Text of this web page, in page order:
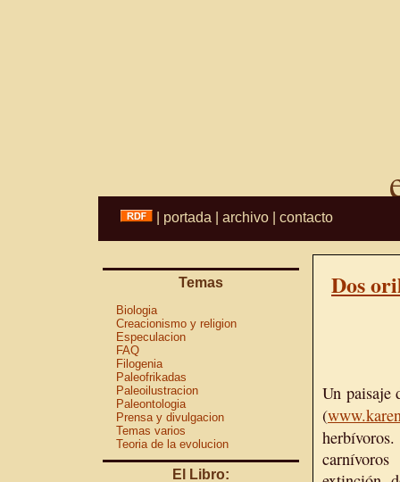
portada archivo contacto
Temas
Biologia
Creacionismo y religion
Especulacion
FAQ
Filogenia
Paleofrikadas
Paleoilustracion
Paleontologia
Prensa y divulgacion
Temas varios
Teoria de la evolucion
El Libro:
Dos
Un paisaje
(